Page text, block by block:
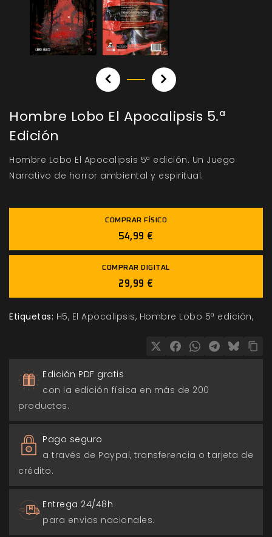
Hombre Lobo El Apocalipsis 5.ª
Edición
Hombre Lobo El Apocalipsis 5ª edición. Un Juego
Narrativo de horror ambiental y espiritual.
COMPRAR FÍSICO
54,99 €
COMPRAR DIGITAL
29,99 €
Etiquetas: H5 El Apocalipsis Hombre Lobo 5ª edición
Edición PDF gratis
con la edición física en más de 200
productos.
Pago seguro
a través de Paypal, transferencia o tarjeta de
crédito.
Entrega 24/48h
para envios nacionales.